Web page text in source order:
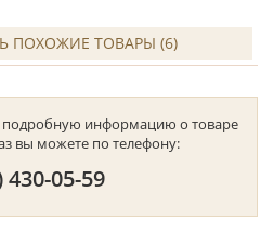
ПОХОЖИЕ ТОВАРЫ (6)
подробную информацию о товаре
вы можете по телефону:
430-05-59